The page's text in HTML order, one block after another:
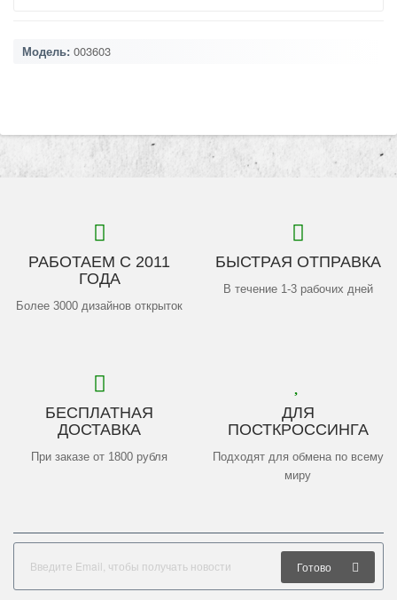
Модель: 003603
РАБОТАЕМ С 2011
ГОДА
Более 3000 дизайнов открыток
БЫСТРАЯ ОТПРАВКА
В течение 1-3 рабочих дней
БЕСПЛАТНАЯ
ДОСТАВКА
При заказе от 1800 рубля
ДЛЯ
ПОСТКРОССИНГА
Подходят для обмена по всему
миру
Готово